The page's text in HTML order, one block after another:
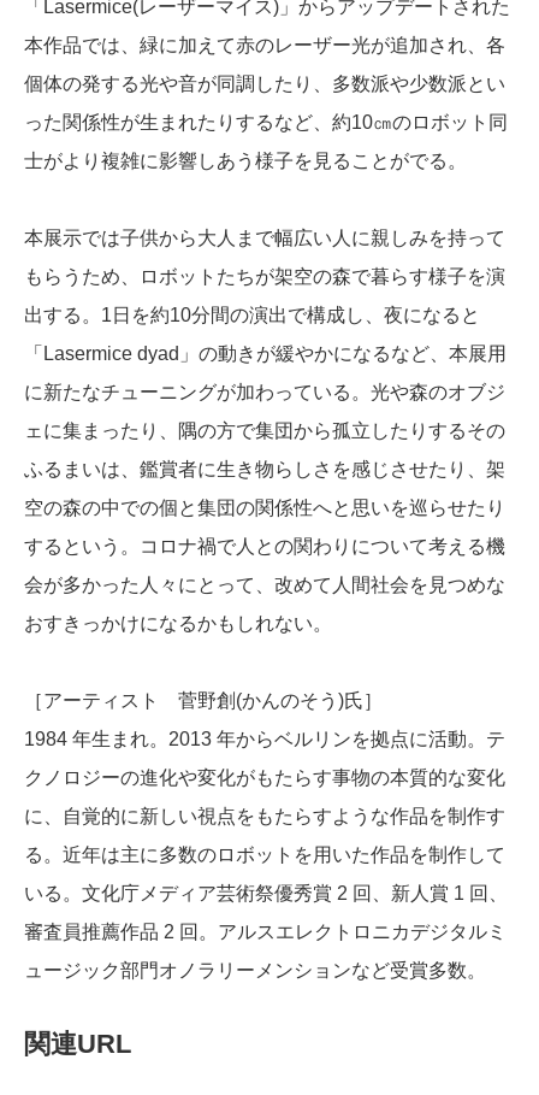
「Lasermice(レーザーマイス)」からアップデートされた
本作品では、緑に加えて赤のレーザー光が追加され、各
個体の発する光や音が同調したり、多数派や少数派とい
った関係性が生まれたりするなど、約10㎝のロボット同
士がより複雑に影響しあう様子を見ることがでる。
本展示では子供から大人まで幅広い人に親しみを持って
もらうため、ロボットたちが架空の森で暮らす様子を演
出する。1日を約10分間の演出で構成し、夜になると
「Lasermice dyad」の動きが緩やかになるなど、本展用
に新たなチューニングが加わっている。光や森のオブジ
ェに集まったり、隅の方で集団から孤立したりするその
ふるまいは、鑑賞者に生き物らしさを感じさせたり、架
空の森の中での個と集団の関係性へと思いを巡らせたり
するという。コロナ禍で人との関わりについて考える機
会が多かった人々にとって、改めて人間社会を見つめな
おすきっかけになるかもしれない。
［アーティスト 菅野創(かんのそう)氏］
1984 年生まれ。2013 年からベルリンを拠点に活動。テ
クノロジーの進化や変化がもたらす事物の本質的な変化
に、自覚的に新しい視点をもたらすような作品を制作す
る。近年は主に多数のロボットを用いた作品を制作して
いる。文化庁メディア芸術祭優秀賞 2 回、新人賞 1 回、
審査員推薦作品 2 回。アルスエレクトロニカデジタルミ
ュージック部門オノラリーメンションなど受賞多数。
関連URL